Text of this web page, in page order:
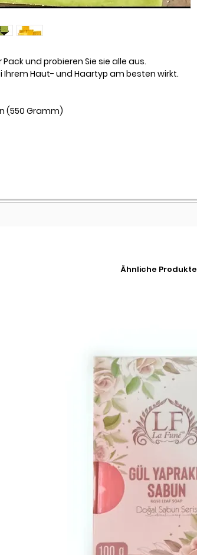
und probieren Sie sie alle aus.
Ihrem Haut- und Haartyp am besten wirkt.
(550 Gramm)
Ähnliche Produkte